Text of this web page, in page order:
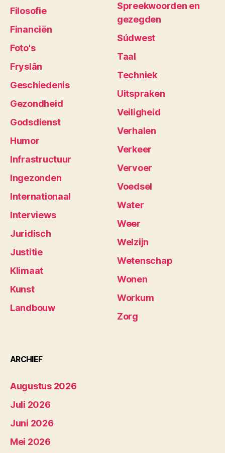
Filosofie
Financiën
Foto's
Fryslân
Geschiedenis
Gezondheid
Godsdienst
Humor
Infrastructuur
Ingezonden
Internationaal
Interviews
Juridisch
Justitie
Klimaat
Kunst
Landbouw
Spreekwoorden en
gezegden
Súdwest
Taal
Techniek
Uitspraken
Veiligheid
Verhalen
Verkeer
Vervoer
Voedsel
Water
Weer
Welzijn
Wetenschap
Wonen
Workum
Zorg
ARCHIEF
Augustus 2026
Juli 2026
Juni 2026
Mei 2026